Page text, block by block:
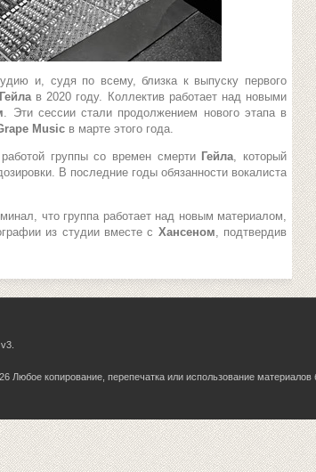
и, судя по всему, близка к выпуску первого
в 2020 году. Коллектив работает над новыми
. Эти сессии стали продолжением нового этапа в
Music в марте этого года.
группы со времен смерти Гейла, который
В последние годы обязанности вокалиста
что группа работает над новым материалом,
из студии вместе с Хансеном, подтвердив
v3.
Любое копирование, перепечатка или использование